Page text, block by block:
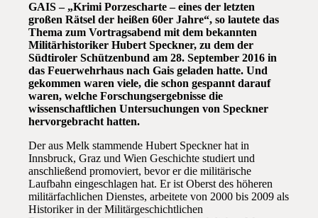
GAIS – „Krimi Porzescharte – eines der letzten
großen Rätsel der heißen 60er Jahre“, so lautete das
Thema zum Vortragsabend mit dem bekannten
Militärhistoriker Hubert Speckner, zu dem der
Südtiroler Schützenbund am 28. September 2016 in
das Feuerwehrhaus nach Gais geladen hatte. Und
gekommen waren viele, die schon gespannt darauf
waren, welche Forschungsergebnisse die
wissenschaftlichen Untersuchungen von Speckner
hervorgebracht hatten.
Der aus Melk stammende Hubert Speckner hat in
Innsbruck, Graz und Wien Geschichte studiert und
anschließend promoviert, bevor er die militärische
Laufbahn eingeschlagen hat. Er ist Oberst des höheren
militärfachlichen Dienstes, arbeitete von 2000 bis 2009 als
Historiker in der Militärgeschichtlichen